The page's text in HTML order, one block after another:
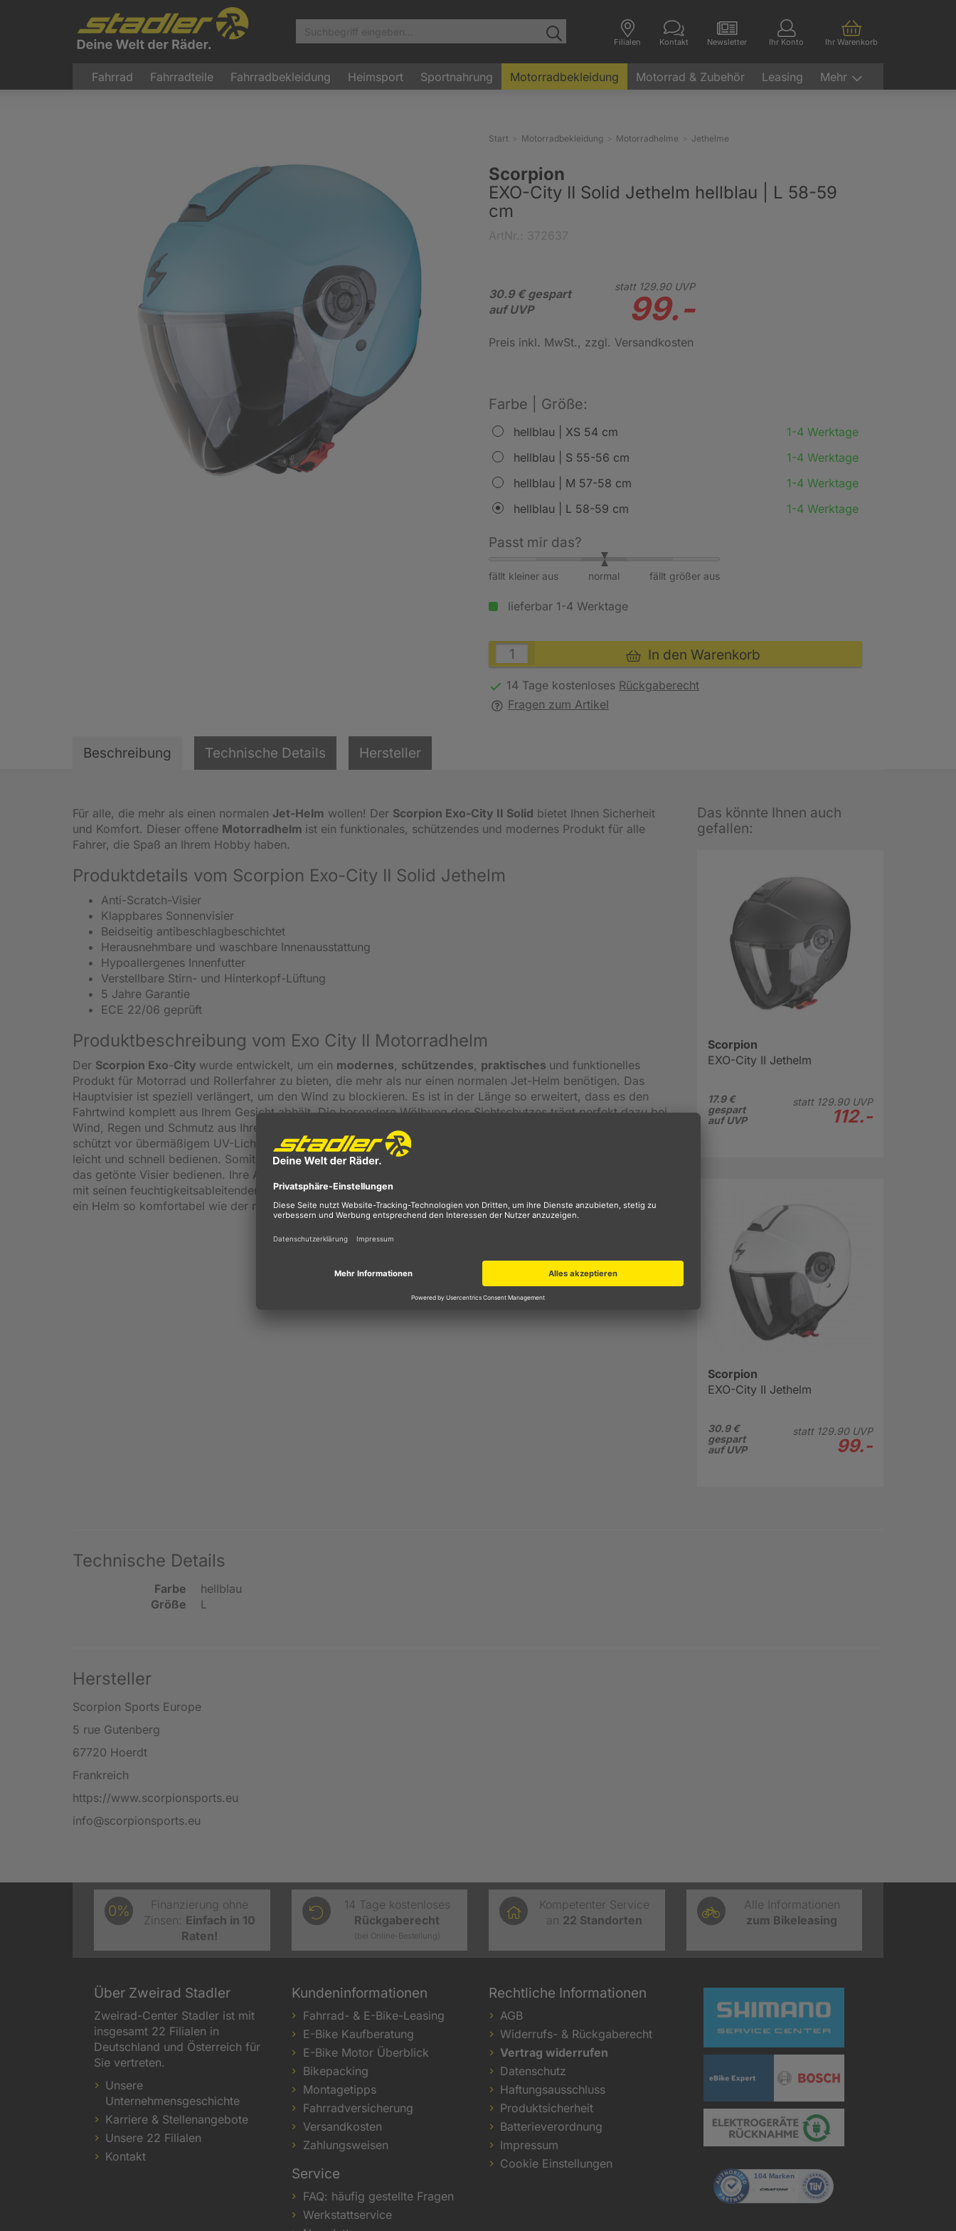
Filialen Kontakt Newsletter Ihr Konto Ihr Warenkorb
Fahrrad Fahrradteile Fahrradbekleidung Heimsport Sportnahrung Motorradbekleidung Motorrad & Zubehör Leasing Mehr
Start Motorradbekleidung Motorradhelme Jethelme
Scorpion
EXO-City II Solid Jethelm hellblau | L 58-59
cm
30.9 € gespart
auf UVP
statt 129.90UVP
99.-
Preis inkl. MwSt., zzgl. Versandkosten
Farbe | Größe:
hellblau | XS 54 cm
1-4 Werktage
hellblau | S 55-56 cm
1-4 Werktage
hellblau | M 57-58 cm
1-4 Werktage
hellblau | L 58-59 cm
1-4 Werktage
Passt mir das?
fällt kleiner aus fällt größer aus
normal
lieferbar 1-4 Werktage
In den Warenkorb
14 Tage kostenloses Rückgaberecht
Fragen zum Artikel
Beschreibung Technische Details Hersteller
Für alle, die mehr als einen normalen Jet-Helm wollen! Der Scorpion Exo-City II Solid bietet Ihnen Sicherheit
und Komfort. Dieser offene Motorradhelm ist ein funktionales, schützendes und modernes Produkt für alle
Fahrer, die Spaß an Ihrem Hobby haben.
Produktdetails vom Scorpion Exo-City II Solid Jethelm
Anti-Scratch-Visier
Klappbares Sonnenvisier
Beidseitig antibeschlagbeschichtet
Herausnehmbare und waschbare Innenausstattung
Hypoallergenes Innenfutter
Verstellbare Stirn- und Hinterkopf-Lüftung
5 Jahre Garantie
ECE 22/06 geprüft
Produktbeschreibung vom Exo City II Motorradhelm
Der Scorpion Exo-City wurde entwickelt, um ein modernes, schützendes, praktisches und funktionelles
Produkt für Motorrad und Rollerfahrer zu bieten, die mehr als nur einen normalen Jet-Helm benötigen. Das
Hauptvisier ist speziell verlängert, um den Wind zu blockieren. Es ist in der Länge so erweitert, dass es den
Fahrtwind komplett aus Ihrem Gesicht abhält. Die besondere Wölbung des Sichtschutzes trägt perfekt dazu bei,
Wind, Regen und Schmutz aus Ihrem Sichtfeld zu halten. Dieherunterklappbare
schützt vor übermäßigem UV-Licht und vor tief stehender Sonne. Die getönte Sonnenblende lässt sich ganz
leicht und schnell bedienen. Somit können Sie bei schnell wechselnden Lichtverhältnissen mit nur einem Klick
das getönte Visier bedienen. Ihre Augen werden damit sofort entlastet. Das waschbare KwikWick-C-Futter sorgt
mit seinen feuchtigkeitsableitenden Eigenschaften für ein angenehmes und frisches Tragegefühl. Noch nie war
ein Helm so komfortabel wie der neue Exo City Jet Helm von Scorpion.
Das könnte Ihnen auch
gefallen:
Scorpion
EXO-City II Jethelm
17.9 €
gespart
auf UVP
statt 129.90UVP
112.-
Scorpion
EXO-City II Jethelm
30.9 €
gespart
auf UVP
statt 129.90UVP
99.-
Technische Details
Farbe
hellblau
Größe
L
Hersteller
Scorpion Sports Europe
5 rue Gutenberg
67720 Hoerdt
Frankreich
https://www.scorpionsports.eu
info@scorpionsports.eu
0%
Finanzierung ohne
Zinsen: Einfach in 10
Raten!
14 Tage kostenloses
Rückgaberecht
(bei Online-Bestellung)
Kompetenter Service
an 22 Standorten
Alle Informationen
zum Bikeleasing
Über Zweirad Stadler
Zweirad-Center Stadler ist mit
insgesamt 22 Filialen in
Deutschland und Österreich für
Sie vertreten.
Unsere
Unternehmensgeschichte
Karriere & Stellenangebote
Unsere 22 Filialen
Kontakt
Kundeninformationen
Fahrrad- & E-Bike-Leasing
E-Bike Kaufberatung
E-Bike Motor Überblick
Bikepacking
Montagetipps
Fahrradversicherung
Versandkosten
Zahlungsweisen
Service
FAQ: häufig gestellte Fragen
Werkstattservice
Rechtliche Informationen
AGB
Widerrufs- & Rückgaberecht
Vertrag widerrufen
Datenschutz
Haftungsausschluss
Produktsicherheit
Batterieverordnung
Impressum
Cookie Einstellungen